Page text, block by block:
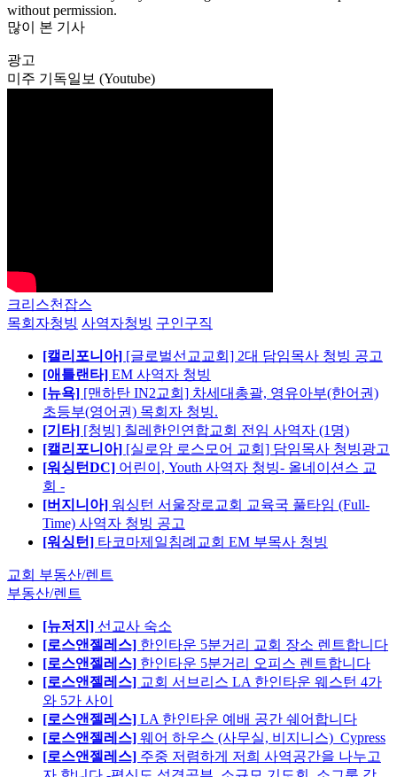
without permission.
많이 본 기사
광고
미주 기독일보 (Youtube)
크리스천잡스
목회자청빙 사역자청빙 구인구직
[캘리포니아] [글로벌선교교회] 2대 담임목사 청빙 공고
[애틀랜타] EM 사역자 청빙
[뉴욕] [맨하탄 IN2교회] 차세대총괄, 영유아부(한어권)
초등부(영어권) 목회자 청빙.
[기타] [청빙] 칠레한인연합교회 전임 사역자 (1명)
[캘리포니아] [실로암 로스모어 교회] 담임목사 청빙광고
[워싱턴DC] 어린이, Youth 사역자 청빙- 올네이션스 교
회 -
[버지니아] 워싱턴 서울장로교회 교육국 풀타임 (Full-
Time) 사역자 청빙 공고
[워싱턴] 타코마제일침례교회 EM 부목사 청빙
교회 부동산/렌트
부동산/렌트
[뉴저지] 선교사 숙소
[로스앤젤레스] 한인타운 5분거리 교회 장소 렌트합니다
[로스앤젤레스] 한인타운 5분거리 오피스 렌트합니다
[로스앤젤레스] 교회 서브리스 LA 한인타운 웨스턴 4가
와 5가 사이
[로스앤젤레스] LA 한인타운 예배 공간 쉐어합니다
[로스앤젤레스] 웨어 하우스 (사무실, 비지니스)_Cypress
[로스앤젤레스] 주중 저렴하게 저희 사역공간을 나누고